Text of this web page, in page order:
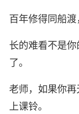
百年修得同船渡
长的难看不是
了。
老师，如果你
上课铃。